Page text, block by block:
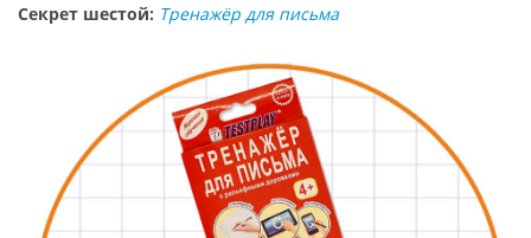
Секрет шестой: Тренажёр для письма